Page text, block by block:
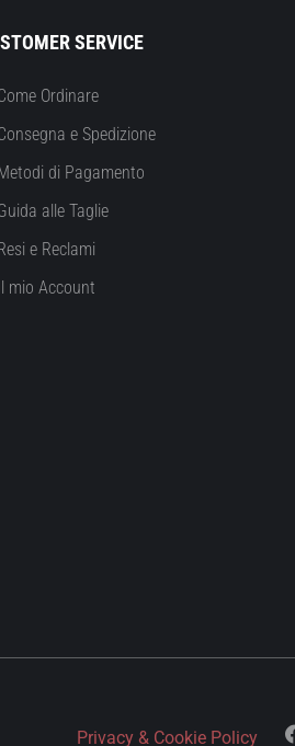
SERVICE
Ordinare
e Spedizione
di Pagamento
alle Taglie
e Reclami
mio Account
Privacy & Cookie Policy